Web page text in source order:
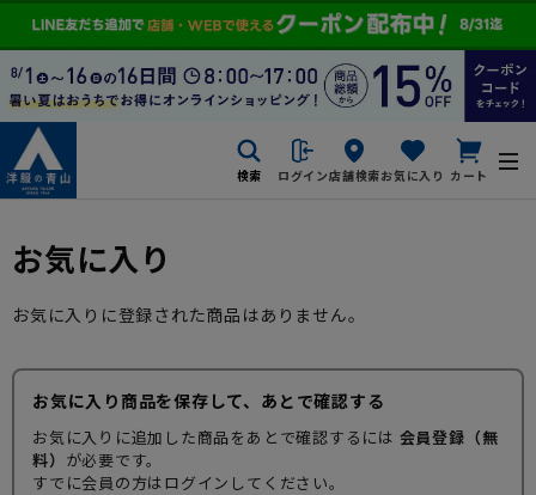
検索 ログイン店舗検索お気に入り カート
お気に入り
お気に入りに登録された商品はありません。
お気に入り商品を保存して、あとで確認する
お気に入りに追加した商品をあとで確認するには 会員登録（無
料） が必要です。
すでに会員の方はログインしてください。